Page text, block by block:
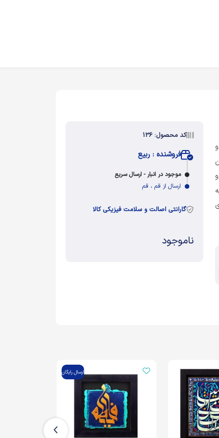
کد محصول: 136
فروشنده : ربیع
موجود در انبار - ارسال سریع
ارسال از قم ، قم
گارانتی اصالت و سلامت فیزیکی کالا
ناموجود
ارسال رایگان